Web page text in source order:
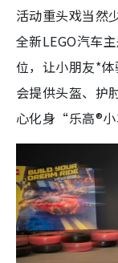
活动重头戏当然
全新LEGO汽车
位，让小朋友*
会提供头盔、护
心化身“乐高®小